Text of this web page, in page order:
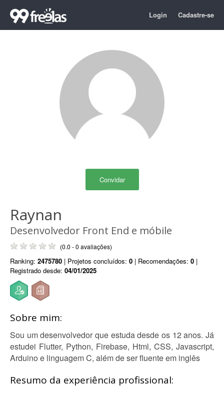
Login Cadastre-se
Convidar
Raynan
Desenvolvedor Front End e móbile
(0.0 - 0 avaliações)
Ranking: 2475780 | Projetos concluídos: 0 | Recomendações: 0 |
Registrado desde: 04/01/2025
Sobre mim:
Sou um desenvolvedor que estuda desde os 12 anos. Já
estudei Flutter, Python, Firebase, Html, CSS, Javascript,
Arduino e linguagem C, além de ser fluente em inglês
Resumo da experiência profissional: